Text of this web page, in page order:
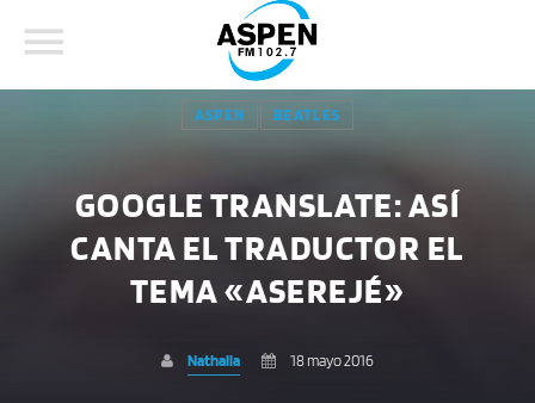
BUSCAR EN EL SITIO:
COMPARTE ESTA PÁGINA EN:
Twitter
ASPEN BEATLES
GOOGLE TRANSLATE: ASÍ
CANTA EL TRADUCTOR EL
TEMA «ASEREJÉ»
Nathalia 18 mayo 2016